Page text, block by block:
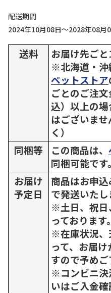
配送期間
2024年10月08日～2028年08月
送料
お届け先ごと
※北海道・沖
ペットストア
ごとのご注
込）以上の
はございま
く）
同梱等
この商品は、
同梱可能です。
お届け
予定日
商品はお申
で発送いたし
※土日、祝日
っております。
※在庫状況、
って、お届
すので予めご
※コンビニ決
いはご入金確